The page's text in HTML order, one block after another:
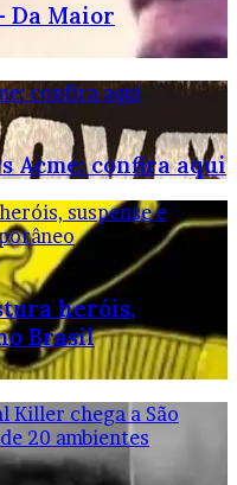
Da Maior
confira aqui
Acme: confira aqui
suspense e
heróis,
Brasil
Killer chega a São
20 ambientes